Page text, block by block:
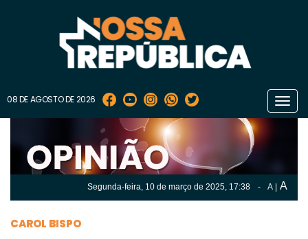
08 DE AGOSTO DE 2026
Segunda-feira, 10 de março de 2025, 17:38 - A A
CAROL BISPO